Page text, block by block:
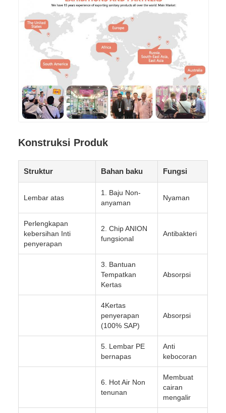
Konstruksi Produk
Struktur Bahan baku Fungsi
Lembar atas
1. Baju Non-
anyaman
Nyaman
Perlengkapan
kebersihan Inti
penyerapan
2. Chip ANION
fungsional
Antibakteri
3. Bantuan
Tempatkan
Kertas
Absorpsi
4Kertas
penyerapan
(100% SAP)
Absorpsi
5. Lembar PE
bernapas
Anti
kebocoran
6. Hot Air Non
tenunan
Membuat
cairan
mengalir